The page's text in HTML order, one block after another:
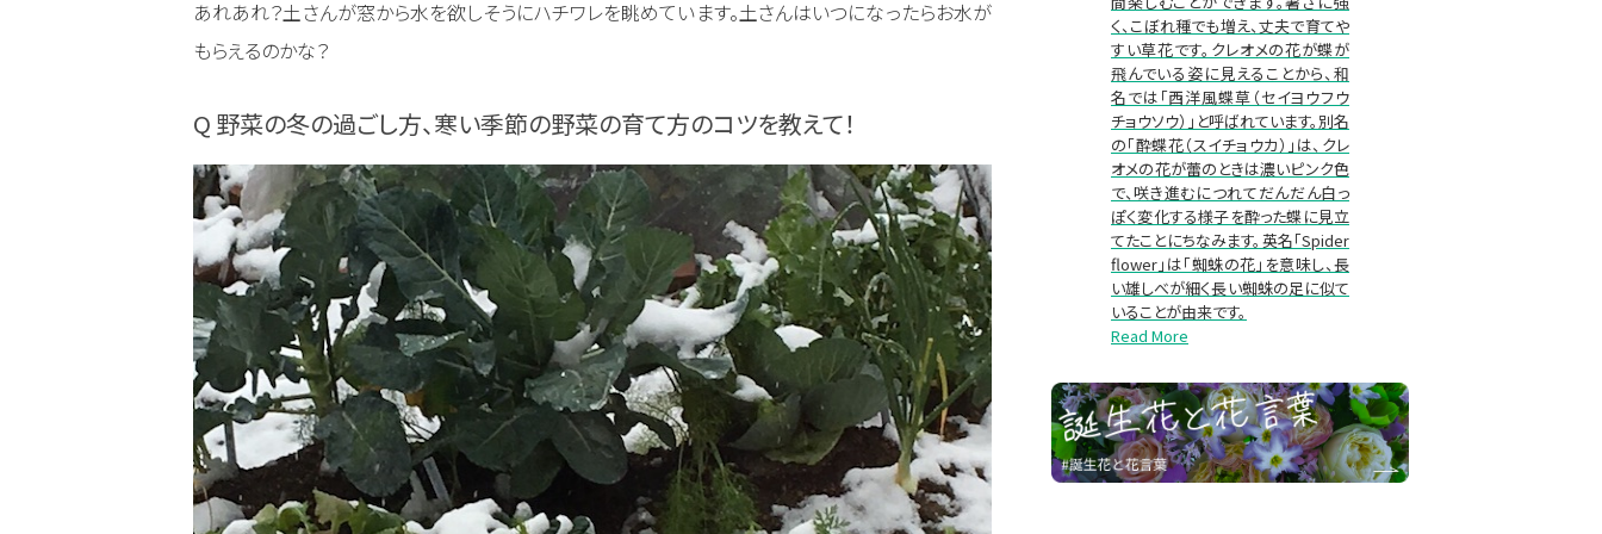
あれあれ？土さんが窓から水を欲しそうにハチワレを眺めています。土さんはいつになったらお水が
もらえるのかな？
Q 野菜の冬の過ごし方、寒い季節の野菜の育て方のコツを教えて！
く、こぼれ種でも増え、丈夫で育てや
すい草花です。クレオメの花が蝶が
飛んでいる姿に見えることから、和
名では「西洋風蝶草（セイヨウフウ
チョウソウ）」と呼ばれています。別名
の「酔蝶花（スイチョウカ）」は、クレ
オメの花が蕾のときは濃いピンク色
で、咲き進むにつれてだんだん白っ
ぽく変化する様子を酔った蝶に見立
てたことにちなみます。英名「Spider
flower」は「蜘蛛の花」を意味し、長
い雄しべが細く長い蜘蛛の足に似て
いることが由来です。
Read More